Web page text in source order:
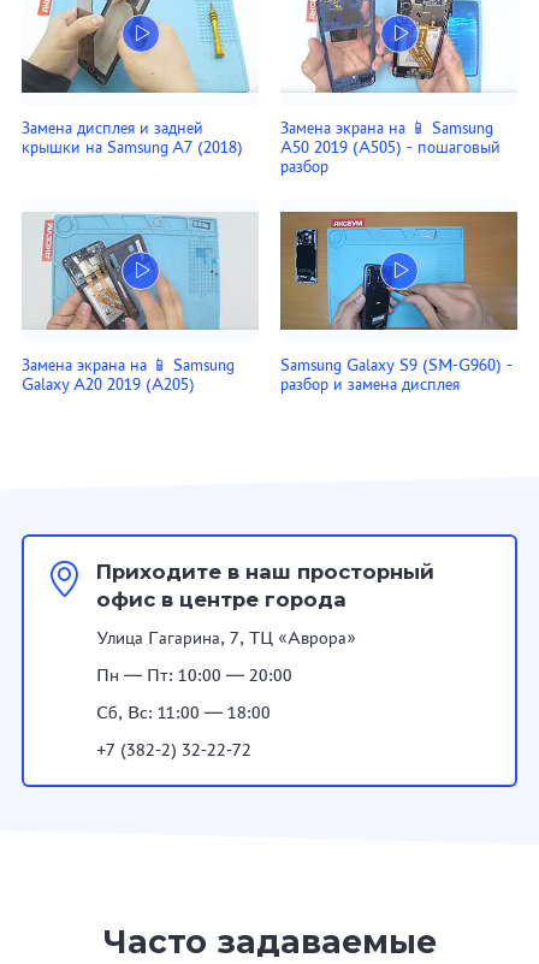
Замена дисплея и задней
крышки на Samsung A7 (2018)
Замена экрана на 📱 Samsung
A50 2019 (A505) - пошаговый
разбор
Замена экрана на 📱 Samsung
Galaxy A20 2019 (A205)
Samsung Galaxy S9 (SM-G960) -
разбор и замена дисплея
Приходите в наш просторный
офис в центре города
Улица Гагарина, 7, ТЦ «Аврора»
Пн — Пт: 10:00 — 20:00
Сб, Вс: 11:00 — 18:00
+7 (382-2) 32-22-72
Часто задаваемые